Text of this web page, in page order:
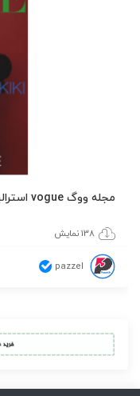
مجله ووگ vogue استرالیا نوامبر 2025
138 نمایش
pazzel